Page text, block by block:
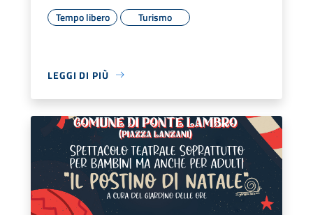
Tempo libero Turismo
LEGGI DI PIÙ